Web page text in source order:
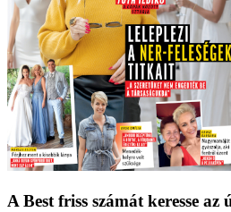
A Best friss számát keresse az